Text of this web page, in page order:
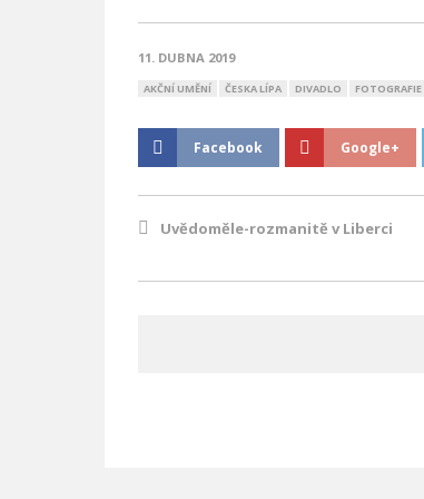
11. DUBNA 2019
AKČNÍ UMĚNÍ ČESKA LÍPA DIVADLO FOTOGRAFIE
Facebook Google+
Uvědoměle-rozmanitě v Liberci